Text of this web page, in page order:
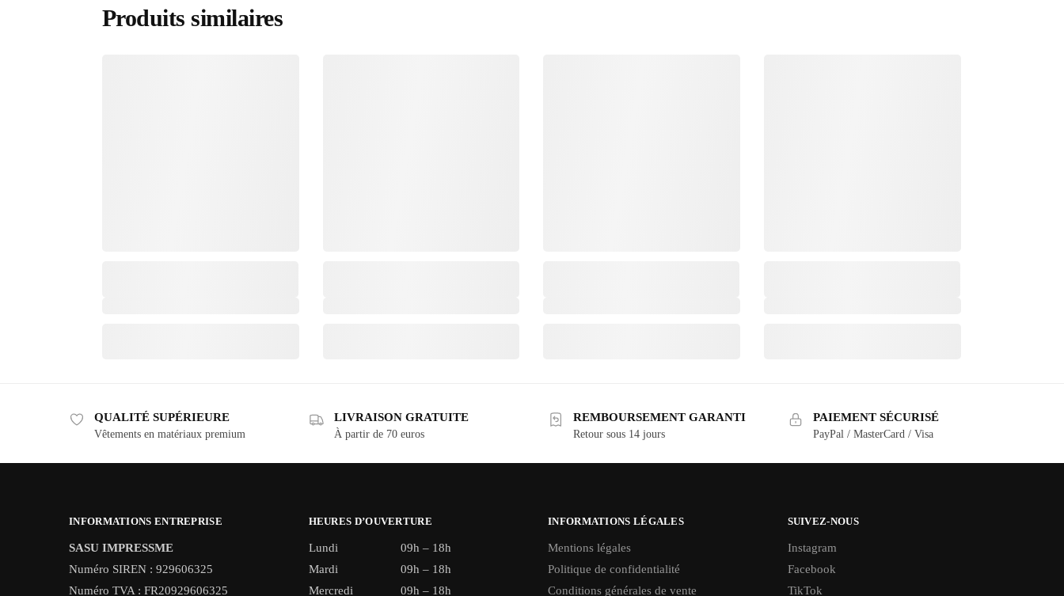
Produits similaires
QUALITÉ SUPÉRIEURE
Vêtements en matériaux premium
LIVRAISON GRATUITE
À partir de 70 euros
REMBOURSEMENT GARANTI
Retour sous 14 jours
PAIEMENT SÉCURISÉ
PayPal / MasterCard / Visa
INFORMATIONS ENTREPRISE
SASU IMPRESSME
Numéro SIREN : 929606325
Numéro TVA : FR20929606325
HEURES D’OUVERTURE
Lundi
09h – 18h
Mardi
09h – 18h
Mercredi
09h – 18h
INFORMATIONS LÉGALES
Mentions légales
Politique de confidentialité
Conditions générales de vente
SUIVEZ-NOUS
Instagram
Facebook
TikTok